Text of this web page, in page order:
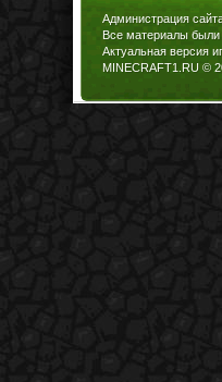
Администрация
Все материалы были
Актуальная версия
MINECRAFT1.RU ©